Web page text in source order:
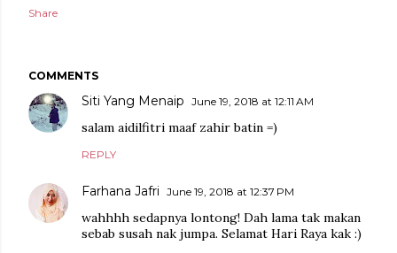
Share
COMMENTS
Siti Yang Menaip June 19, 2018 at 12:11 AM
salam aidilfitri maaf zahir batin =)
REPLY
Farhana Jafri June 19, 2018 at 12:37 PM
wahhhh sedapnya lontong! Dah lama tak makan
sebab susah nak jumpa. Selamat Hari Raya kak :)